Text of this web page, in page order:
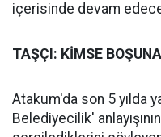
içerisinde devam
TAŞÇI: KİMSE
Atakum'da son 5 yılda
Belediyecilik'